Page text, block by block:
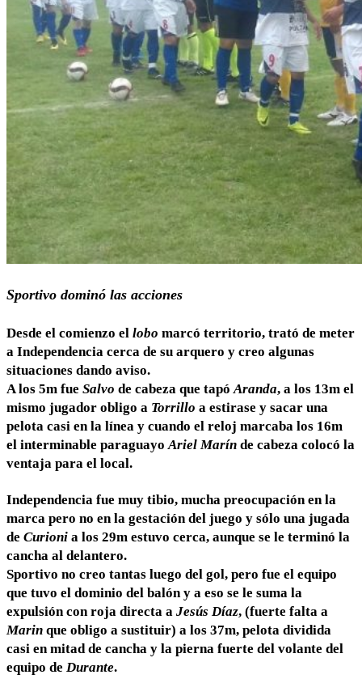
Sportivo dominó las acciones
Desde el comienzo el lobo marcó territorio, trató de meter
a Independencia cerca de su arquero y creo algunas
situaciones dando aviso.
A los 5m fue Salvo de cabeza que tapó Aranda, a los 13m el
mismo jugador obligo a Torrillo a estirase y sacar una
pelota casi en la línea y cuando el reloj marcaba los 16m
el interminable paraguayo Ariel Marín de cabeza colocó la
ventaja para el local.
Independencia fue muy tibio, mucha preocupación en la
marca pero no en la gestación del juego y sólo una jugada
de Curioni a los 29m estuvo cerca, aunque se le terminó la
cancha al delantero.
Sportivo no creo tantas luego del gol, pero fue el equipo
que tuvo el dominio del balón y a eso se le suma la
expulsión con roja directa a Jesús Díaz, (fuerte falta a
Marin que obligo a sustituir) a los 37m, pelota dividida
casi en mitad de cancha y la pierna fuerte del volante del
equipo de Durante.